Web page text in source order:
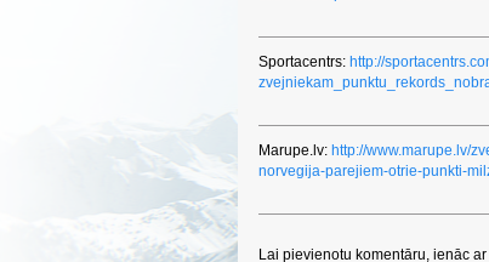
Sportacentrs: http://
Marupe.lv: http://www.marupe.lv/
norvegija-parejiem-otrie-punkti-
Lai pievienotu komentāru, ienāc